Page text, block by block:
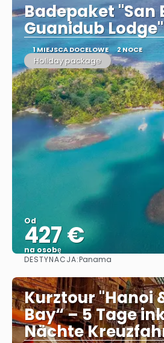
Badepaket "San
Guanidub Lodge"
1 MIEJSCA DOCELOWE 2 NOCE
Holiday package
Od
427 €
na osobę
DESTYNACJA:Panama
Kurztour "Hanoi
Bay“ – 5 Tage
Nächte